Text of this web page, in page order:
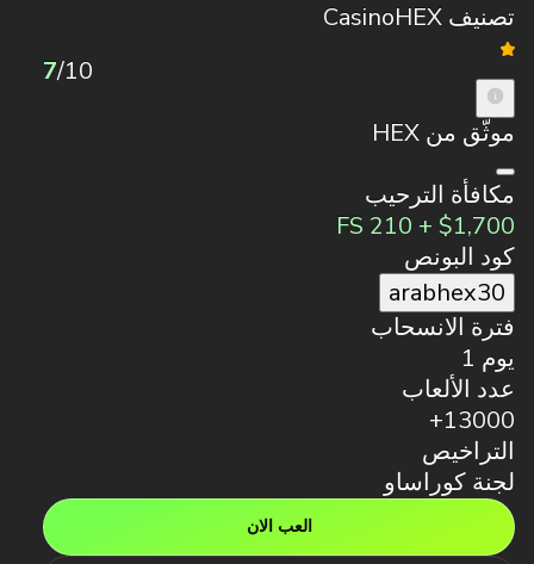
تصنيف CasinoHEX
7/10
موثّق من HEX
مكافأة الترحيب
$1,700 + 210 FS
كود البونص
arabhex30
فترة الانسحاب
يوم 1
عدد الألعاب
13000+
التراخيص
لجنة كوراساو
العب الان